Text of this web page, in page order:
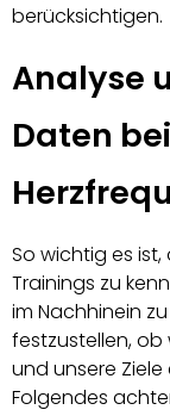
berücksichtigen.
Analyse
Daten
So wichtig es
Trainings zu
im Nachhinein
festzustellen,
und unsere
Folgendes